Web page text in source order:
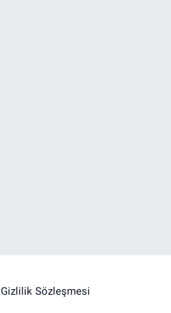
Gizlilik Sözleşmesi